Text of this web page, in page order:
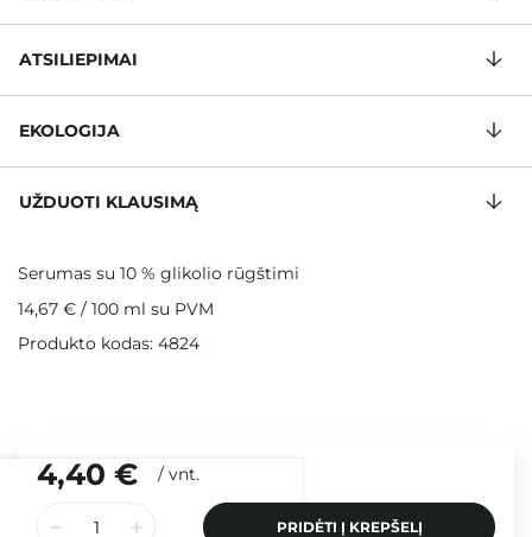
4,40 € / vnt.
PRIDĖTI Į KREPŠELĮ
ATSILIEPIMAI
EKOLOGIJA
UŽDUOTI KLAUSIMĄ
Serumas su 10 % glikolio rūgštimi
14,67 € / 100 ml su PVM
Produkto kodas: 4824